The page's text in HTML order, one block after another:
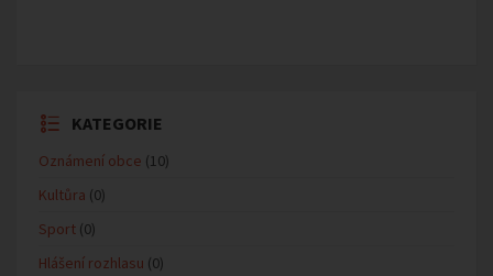
KATEGORIE
Oznámení obce (10)
Kultůra (0)
Sport (0)
Hlášení rozhlasu (0)